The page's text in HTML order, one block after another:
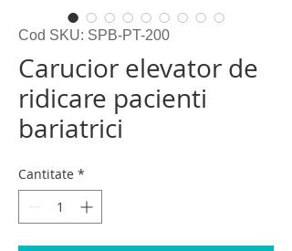
Cod SKU: SPB-PT-200
Carucior elevator de
ridicare pacienti
bariatrici
Cantitate *